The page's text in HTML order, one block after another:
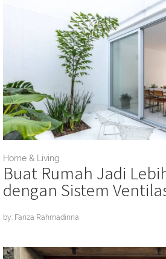
Home & Living
Buat Rumah Jadi
dengan Sistem
by: Fariza Rahmadinna